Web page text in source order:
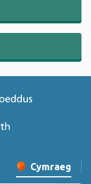
Newid iaith y
Cymraeg